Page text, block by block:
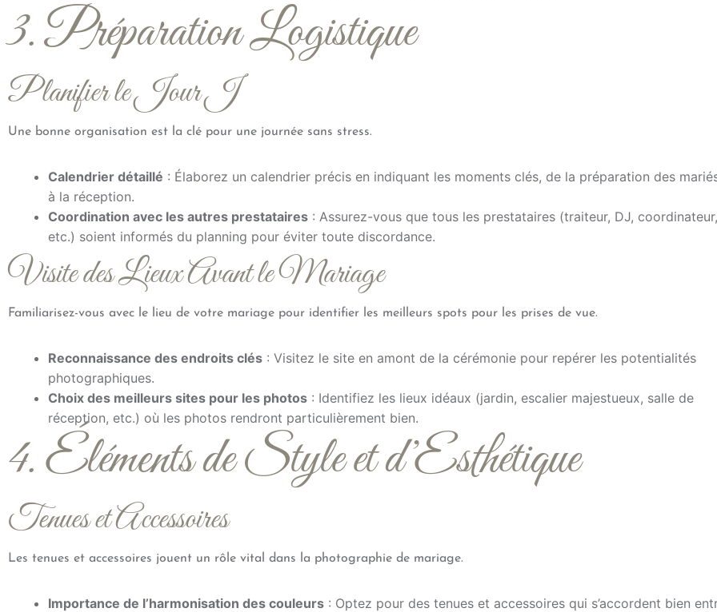
3. Préparation Logistique
Planifier le Jour J
Une bonne organisation est la clé pour une journée sans stress.
Calendrier détaillé : Élaborez un calendrier précis en indiquant les moments clés, de la préparation des
à la réception.
Coordination avec les autres prestataires : Assurez-vous que tous les prestataires (traiteur, DJ, coordinateur,
etc.) soient informés du planning pour éviter toute discordance.
Visite des Lieux Avant le Mariage
Familiarisez-vous avec le lieu de votre mariage pour identifier les meilleurs spots pour les prises de vue.
Reconnaissance des endroits clés : Visitez le site en amont de la cérémonie pour repérer les potentialités
photographiques.
Choix des meilleurs sites pour les photos : Identifiez les lieux idéaux (jardin, escalier majestueux, salle de
réception, etc.) où les photos rendront particulièrement bien.
4. Éléments de Style et d’Esthétique
Tenues et Accessoires
Les tenues et accessoires jouent un rôle vital dans la photographie de mariage.
Importance de l’harmonisation des couleurs : Optez pour des tenues et accessoires qui s’accordent bien